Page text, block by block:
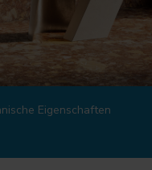
Eigenschaften